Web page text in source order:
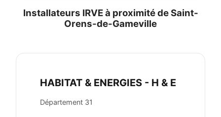
Installateurs IRVE à proximité de Saint-
Orens-de-Gameville
HABITAT & ENERGIES - H & E
Département 31